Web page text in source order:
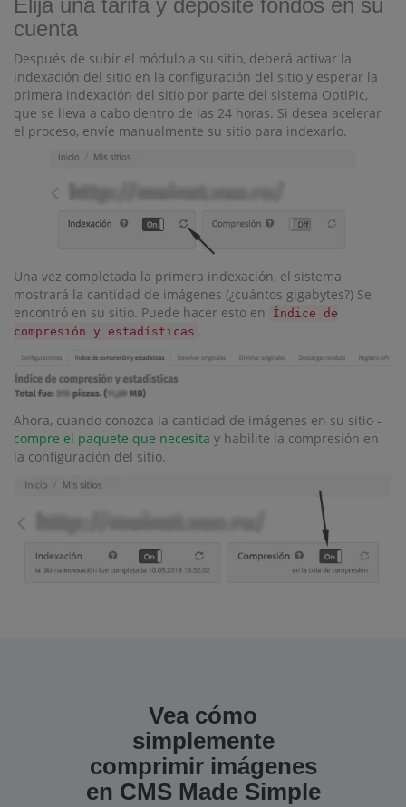
Elija una tarifa y deposite fondos en su
cuenta
Después de subir el módulo a su sitio, deberá activar la
indexación del sitio en la configuración del sitio y esperar la
primera indexación del sitio por parte del sistema OptiPic,
que se lleva a cabo dentro de las 24 horas. Si desea acelerar
el proceso, envíe manualmente su sitio para indexarlo.
Una vez completada la primera indexación, el sistema
mostrará la cantidad de imágenes (¿cuántos gigabytes?) Se
encontró en su sitio. Puede hacer esto en
Índice de
compresión y estadísticas .
Ahora, cuando conozca la cantidad de imágenes en su sitio -
compre el paquete que necesita y habilite la compresión en
la configuración del sitio.
Vea cómo
simplemente
comprimir imágenes
en CMS Made Simple